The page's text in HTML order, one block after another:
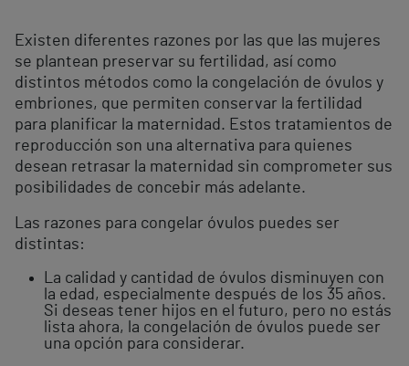
Existen diferentes razones por las que las mujeres
se plantean preservar su fertilidad, así como
distintos métodos como la congelación de óvulos y
embriones, que permiten conservar la fertilidad
para planificar la maternidad. Estos tratamientos de
reproducción son una alternativa para quienes
desean retrasar la maternidad sin comprometer sus
posibilidades de concebir más adelante.
Las razones para congelar óvulos puedes ser
distintas:
La calidad y cantidad de óvulos disminuyen con
la edad, especialmente después de los 35 años.
Si deseas tener hijos en el futuro, pero no estás
lista ahora, la congelación de óvulos puede ser
una opción para considerar.